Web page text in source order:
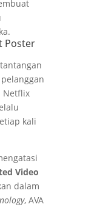
Poster
Netflix
kali
Video
dalam
, AVA